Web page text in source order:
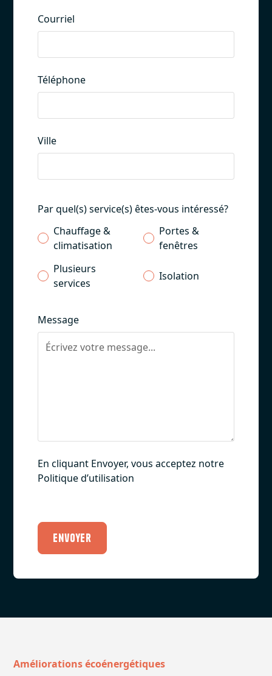
Courriel
Téléphone
Ville
Par quel(s) service(s) êtes-vous intéressé?
Chauffage &
climatisation
Portes &
fenêtres
Plusieurs
services
Isolation
Message
En cliquant Envoyer, vous acceptez notre
Politique d’utilisation
Améliorations écoénergétiques